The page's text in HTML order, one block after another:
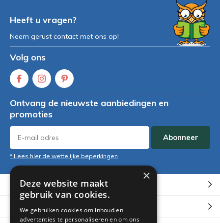
Heeft u vragen?
Neem gerust contact met ons op!
Volg ons
Ontvang de nieuwste aanbiedingen en
promoties
Abonneer
* Lees hier de wettelijke beperkingen
Klantenservice
Mijn account
×
Deze website maakt
gebruik van cookies.
We gebruiken cookies om inhoud en
advertenties te personaliseren en om ons